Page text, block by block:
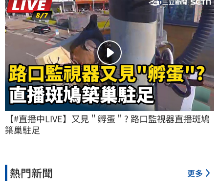
【#直播中LIVE】又見＂孵蛋＂? 路口監視器直播斑鳩
築巢駐足
熱門新聞 更多